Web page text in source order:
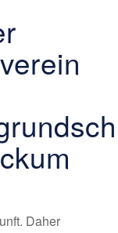
Daher